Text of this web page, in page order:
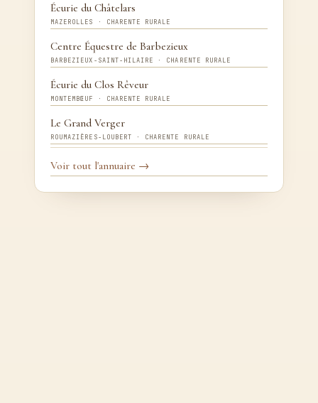
Écurie du Châtelars
MAZEROLLES · CHARENTE RURALE
Centre Équestre de Barbezieux
BARBEZIEUX-SAINT-HILAIRE · CHARENTE RURALE
Écurie du Clos Rêveur
MONTEMBŒUF · CHARENTE RURALE
Le Grand Verger
ROUMAZIÈRES-LOUBERT · CHARENTE RURALE
Voir tout l'annuaire →